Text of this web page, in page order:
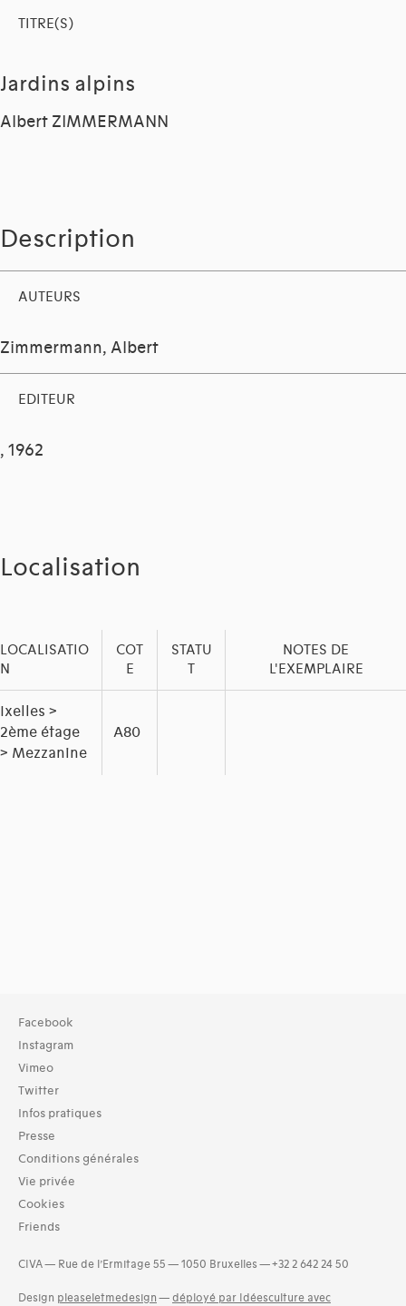
TITRE(S)
Jardins alpins
Albert ZIMMERMANN
Description
AUTEURS
Zimmermann, Albert
EDITEUR
, 1962
Localisation
LOCALISATIO
N
COT
E
STATU
T
NOTES DE
L'EXEMPLAIRE
Ixelles >
2ème étage
> Mezzanine
A80
Facebook
Instagram
Vimeo
Twitter
Infos pratiques
Presse
Conditions générales
Vie privée
Cookies
Friends
CIVA — Rue de l’Ermitage 55 — 1050 Bruxelles — +32 2 642 24 50
Design pleaseletmedesign — déployé par Idéesculture avec